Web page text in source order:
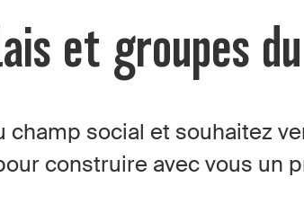
et groupes
social et souhaitez
construire avec vous un